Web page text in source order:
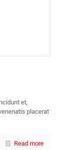
et,
placerat
Read more